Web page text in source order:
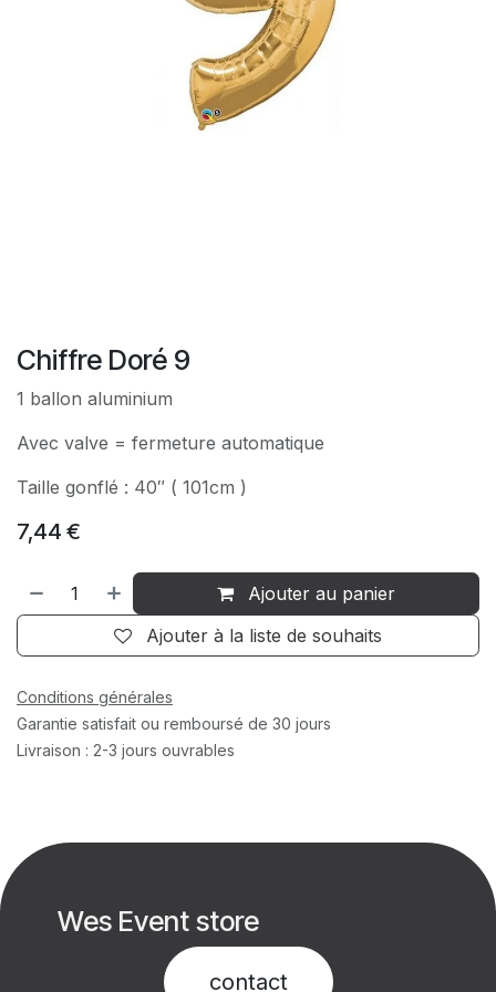
Chiffre Doré 9
1 ballon aluminium
Avec valve = fermeture automatique
Taille gonflé : 40″ ( 101cm )
7,44 €
Ajouter au panier
Ajouter à la liste de souhaits
Conditions générales
Garantie satisfait ou remboursé de 30 jours
Livraison : 2-3 jours ouvrables
Wes Event store
contact​